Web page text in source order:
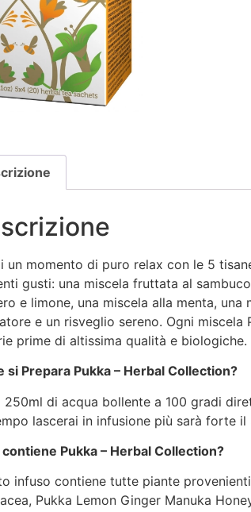
un momento di puro relax con le 5
gusti: una miscela fruttata al
e limone, una miscela alla menta,
e un risveglio sereno. Ogni
prime di altissima qualità e biologiche.
si Prepara Pukka – Herbal Collection?
250ml di acqua bollente a 100 gradi
lascerai in infusione più sarà forte il
contiene Pukka – Herbal Collection?
infuso contiene tutte piante
Pukka Lemon Ginger Manuka